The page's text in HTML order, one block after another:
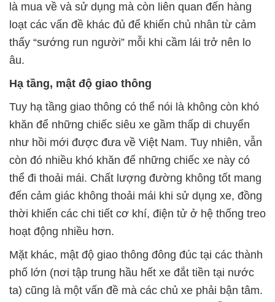
là mua về và sử dụng mà còn liên quan đến hàng
loạt các vấn đề khác đủ để khiến chủ nhân từ cảm
thấy “sướng run người” mỗi khi cầm lái trở nên lo
âu.
Hạ tầng, mật độ giao thông
Tuy hạ tầng giao thông có thể nói là không còn khó
khăn để những chiếc siêu xe gầm thấp di chuyển
như hồi mới được đưa về Việt Nam. Tuy nhiên, vẫn
còn đó nhiều khó khăn để những chiếc xe này có
thể đi thoải mái. Chất lượng đường không tốt mang
đến cảm giác không thoải mái khi sử dụng xe, đồng
thời khiến các chi tiết cơ khí, điện tử ở hệ thống treo
hoạt động nhiều hơn.
Mặt khác, mật độ giao thông đông đúc tại các thành
phố lớn (nơi tập trung hầu hết xe đắt tiền tại nước
ta) cũng là một vấn đề mà các chủ xe phải bận tâm.